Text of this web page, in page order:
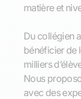
matière et
Du collégien
bénéficier de
milliers
Nous
avec des